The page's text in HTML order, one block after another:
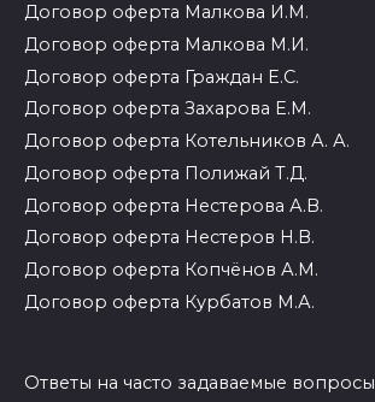
Договор оферта Малкова И.М.
Договор оферта Малкова М.И.
Договор оферта Граждан Е.С.
Договор оферта Захарова Е.М.
Договор оферта Котельников А. А.
Договор оферта Полижай Т.Д.
Договор оферта Нестерова А.В.
Договор оферта Нестеров Н.В.
Договор оферта Копчёнов А.М.
Договор оферта Курбатов М.А.
Ответы на часто задаваемые вопросы